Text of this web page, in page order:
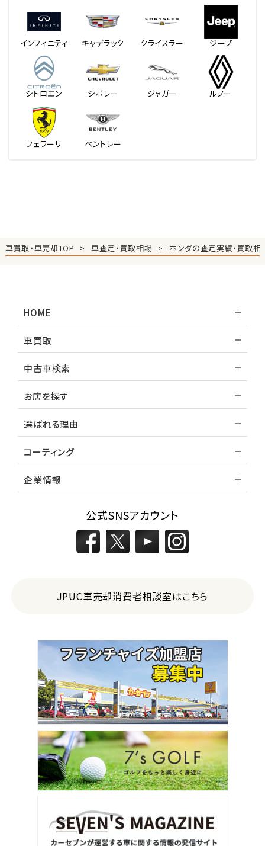
インフィニティ キャデラック クライスラー ジープ
シトロエン シボレー ジャガー ルノー
フェラーリ ベントレー
車買取・車売却TOP 車査定・買取相場 ホンダの査定実績・買取相
HOME
車買取
中古車検索
お店を探す
選ばれる理由
コーティング
企業情報
公式SNSアカウント
JPUC車売却消費者相談室はこちら